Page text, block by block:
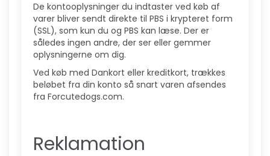
De kontooplysninger du indtaster ved køb af
varer bliver sendt direkte til PBS i krypteret form
(SSL), som kun du og PBS kan læse. Der er
således ingen andre, der ser eller gemmer
oplysningerne om dig.
Ved køb med Dankort eller kreditkort, trækkes
beløbet fra din konto så snart varen afsendes
fra Forcutedogs.com.
Reklamation